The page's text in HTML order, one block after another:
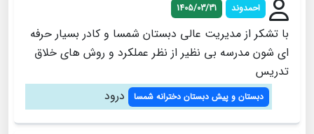
احمدوند 1405/03/31
با تشکر از مدیریت عالی دبستان شمسا و کادر بسیار حرفه
ای شون مدرسه بی نظیر از نظر عملکرد و روش های خلاق
تدریس
دبستان و پیش دبستان دخترانه شمسا درود